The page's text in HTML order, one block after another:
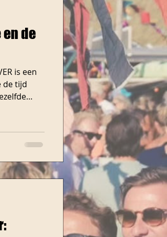
en de
is een
de tijd
uur
uur.